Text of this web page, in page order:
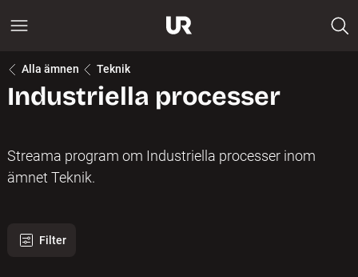
Alla ämnen Teknik
Industriella processer
Streama program om Industriella processer inom
ämnet Teknik.
Filter